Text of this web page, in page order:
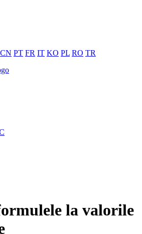
CN PT FR IT KO PL RO TR
la valorile